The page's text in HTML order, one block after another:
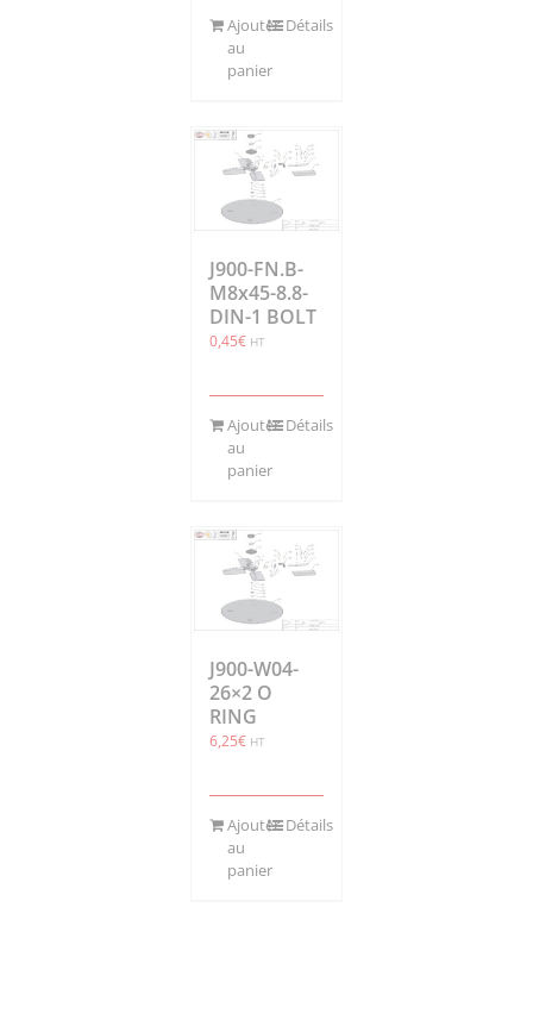
Ajouter
au
panier
Détails
J900-FN.B-
M8x45-8.8-
DIN-1 BOLT
0,45€ HT
Ajouter
au
panier
Détails
J900-W04-
26×2 O
RING
6,25€ HT
Ajouter
au
panier
Détails